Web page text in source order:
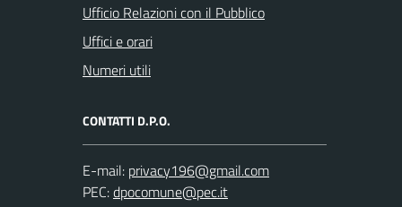
Ufficio Relazioni con il Pubblico
Uffici e orari
Numeri utili
CONTATTI D.P.O.
E-mail:
PEC: